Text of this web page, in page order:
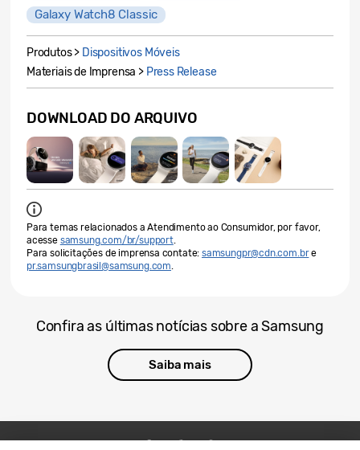
Galaxy Watch8 Classic
Produtos > Dispositivos Móveis
Materiais de Imprensa > Press Release
DOWNLOAD DO ARQUIVO
Para temas relacionados a Atendimento ao Consumidor, por favor,
acesse samsung.com/br/support.
Para solicitações de imprensa contate: samsungpr@cdn.com.bre
pr.samsungbrasil@samsung.com.
Confira as últimas notícias sobre a Samsung
Saiba mais